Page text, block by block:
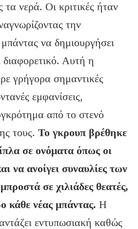
νερά. Οι κριτικές ήταν
την
να δημιουργήσει
Αυτή η
γρήγορα σημαντικές
εμφανίσεις,
από το στενό
τους. Το γκρουπ βρέθηκε
σε ονόματα όπως οι
να ανοίγει συναυλίες των
μπροστά σε χιλιάδες θεατές,
κάθε νέας μπάντας. Η
εντυπωσιακή καθώς